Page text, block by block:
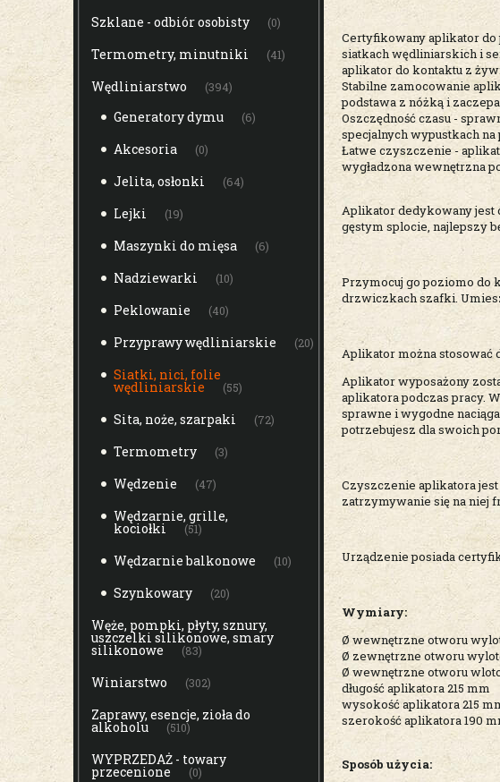
Szklane - odbiór osobisty (0)
Termometry, minutniki (41)
Wędliniarstwo (394)
Generatory dymu (6)
Akcesoria (0)
Jelita, osłonki (64)
Lejki (19)
Maszynki do mięsa (6)
Nadziewarki (10)
Peklowanie (40)
Przyprawy wędliniarskie (20)
Siatki, nici, folie
wędliniarskie (55)
Sita, noże, szarpaki (72)
Termometry (3)
Wędzenie (47)
Wędzarnie, grille,
kociołki (51)
Wędzarnie balkonowe (10)
Szynkowary (20)
Węże, pompki, płyty, sznury,
uszczelki silikonowe, smary
silikonowe (83)
Winiarstwo (302)
Zaprawy, esencje, zioła do
alkoholu (510)
WYPRZEDAŻ - towary
przecenione (0)
Certyfikowany aplikator
siatkach wędliniarskich i
aplikator do kontaktu z
Stabilne zamocowanie
podstawa z nóżką i
Oszczędność czasu -
specjalnych wypustkach
Łatwe czyszczenie -
wygładzona wewnętrzna
Aplikator dedykowany jest
gęstym splocie, najlepszy
Przymocuj go poziomo do
drzwiczkach szafki.
Aplikator można stosować
Aplikator wyposażony
aplikatora podczas pracy.
sprawne i wygodne
potrzebujesz dla swoich
Czyszczenie aplikatora
zatrzymywanie się na niej
Urządzenie posiada
Wymiary:
Ø wewnętrzne otworu
Ø zewnętrzne otworu
Ø wewnętrzne otworu
długość aplikatora 215 mm
wysokość aplikatora 215
szerokość aplikatora 190
Sposób użycia: